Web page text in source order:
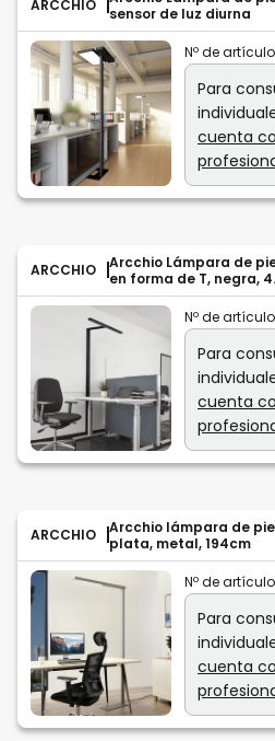
ARCCHIO
sensor de luz diurna
Nº de
Para
cuenta
ARCCHIO
Arcchio Lámpara de
en forma de T, negra,
Nº de
Para
cuenta
ARCCHIO
Arcchio lámpara de
plata, metal, 194cm
Nº de
Para
cuenta